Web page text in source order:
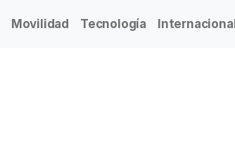
Movilidad Tecnología Internacional